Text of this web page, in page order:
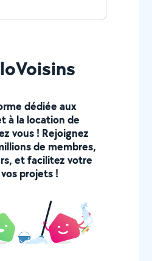
dédiée aux
à la location de
vous ! Rejoignez
de membres,
et facilitez votre
projets !